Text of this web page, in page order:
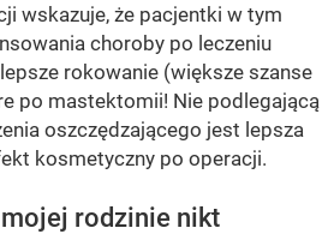
wskazuje, że pacjentki w tym
choroby po leczeniu
rokowanie (większe szanse
po mastektomii! Nie podlegającą
oszczędzającego jest lepsza
kosmetyczny po operacji.
rodzinie nikt